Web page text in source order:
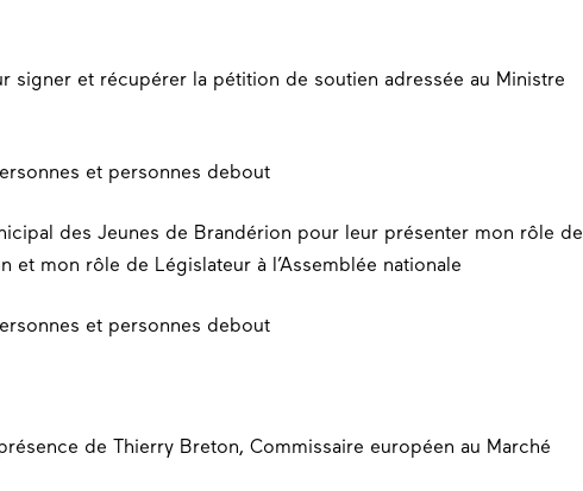
signer et récupérer la pétition de soutien adressée au Ministre
des Jeunes de Brandérion pour leur présenter mon rôle de
et mon rôle de Législateur à l’Assemblée nationale
de Thierry Breton, Commissaire européen au Marché